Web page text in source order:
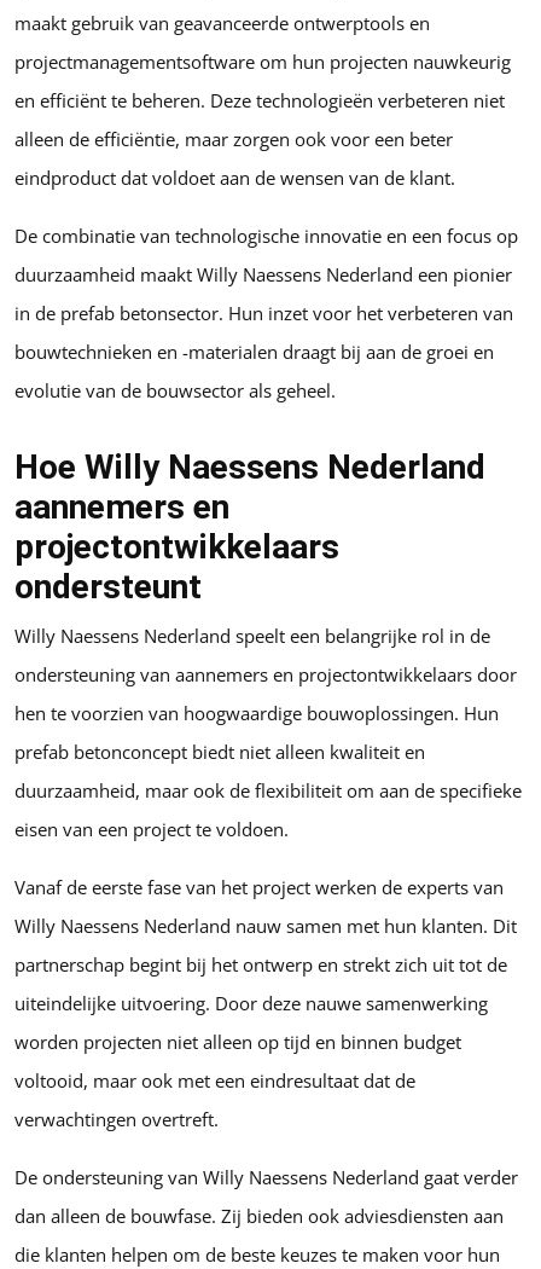
maakt gebruik van geavanceerde ontwerptools en
projectmanagementsoftware om hun projecten nauwkeurig
en efficiënt te beheren. Deze technologieën verbeteren niet
alleen de efficiëntie, maar zorgen ook voor een beter
eindproduct dat voldoet aan de wensen van de klant.
De combinatie van technologische innovatie en een focus op
duurzaamheid maakt Willy Naessens Nederland een pionier
in de prefab betonsector. Hun inzet voor het verbeteren van
bouwtechnieken en -materialen draagt bij aan de groei en
evolutie van de bouwsector als geheel.
Hoe Willy Naessens Nederland
aannemers en
projectontwikkelaars
ondersteunt
Willy Naessens Nederland speelt een belangrijke rol in de
ondersteuning van aannemers en projectontwikkelaars door
hen te voorzien van hoogwaardige bouwoplossingen. Hun
prefab betonconcept biedt niet alleen kwaliteit en
duurzaamheid, maar ook de flexibiliteit om aan de specifieke
eisen van een project te voldoen.
Vanaf de eerste fase van het project werken de experts van
Willy Naessens Nederland nauw samen met hun klanten. Dit
partnerschap begint bij het ontwerp en strekt zich uit tot de
uiteindelijke uitvoering. Door deze nauwe samenwerking
worden projecten niet alleen op tijd en binnen budget
voltooid, maar ook met een eindresultaat dat de
verwachtingen overtreft.
De ondersteuning van Willy Naessens Nederland gaat verder
dan alleen de bouwfase. Zij bieden ook adviesdiensten aan
die klanten helpen om de beste keuzes te maken voor hun